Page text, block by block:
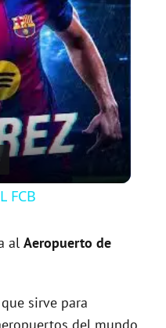
FCB
al Aeropuerto de
sirve para